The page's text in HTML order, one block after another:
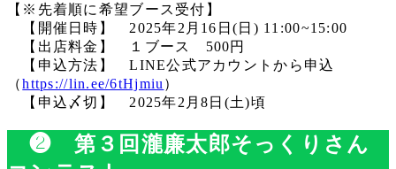
【※先着順に希望ブース受付】
【開催日時】 2025年2月16日(日) 11:00~15:00
【出店料金】 １ブース 500円
【申込方法】 LINE公式アカウントから申込
（https://lin.ee/6tHjmiu ）
【申込〆切】 2025年2月8日(土)頃
❷ 第３回瀧廉太郎そっくりさん